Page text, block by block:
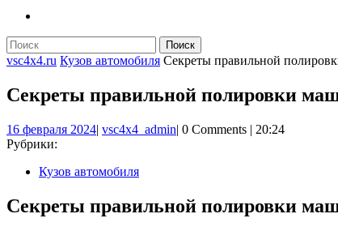
КНОПКА
Найти:
vsc4x4.ru Кузов автомобиля Секреты правильной
Секреты правильной полировки
16 февраля 202416
| vsc4x4_adminvsc4x4_admin
| 0 Comments | 20:24
Рубрики:
Кузов автомобиля
Секреты правильной полировки